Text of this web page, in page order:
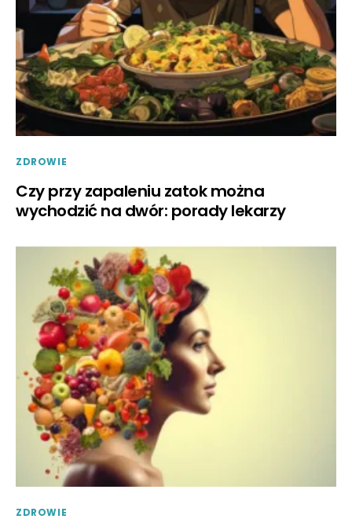
ZDROWIE
Czy przy zapaleniu zatok można
wychodzić na dwór: porady lekarzy
ZDROWIE